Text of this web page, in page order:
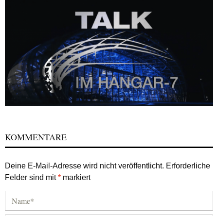
KOMMENTARE
Deine E-Mail-Adresse wird nicht veröffentlicht. Erforderliche
Felder sind mit* markiert